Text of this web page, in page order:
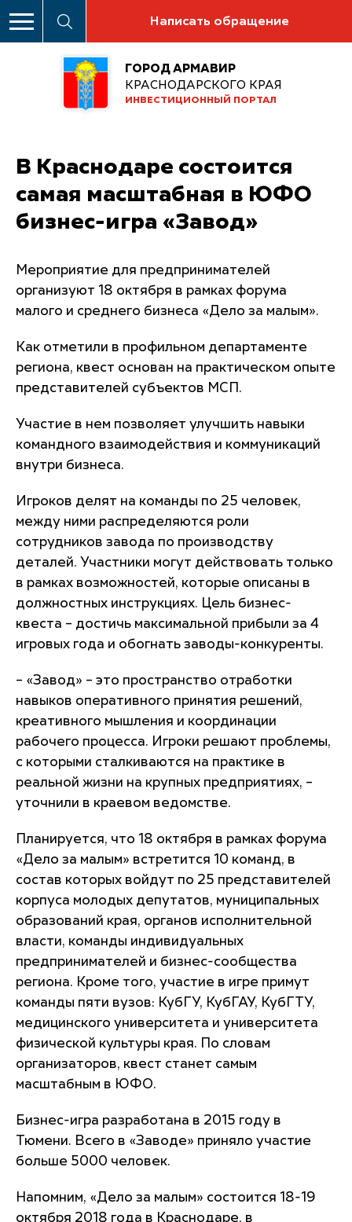
Написать обращение
ГОРОД АРМАВИР
КРАСНОДАРСКОГО КРАЯ
ИНВЕСТИЦИОННЫЙ ПОРТАЛ
В Краснодаре состоится
самая масштабная в ЮФО
бизнес-игра «Завод»
Мероприятие для предпринимателей
организуют 18 октября в рамках форума
малого и среднего бизнеса «Дело за малым».
Как отметили в профильном департаменте
региона, квест основан на практическом опыте
представителей субъектов МСП.
Участие в нем позволяет улучшить навыки
командного взаимодействия и коммуникаций
внутри бизнеса.
Игроков делят на команды по 25 человек,
между ними распределяются роли
сотрудников завода по производству
деталей. Участники могут действовать только
в рамках возможностей, которые описаны в
должностных инструкциях. Цель бизнес-
квеста – достичь максимальной прибыли за 4
игровых года и обогнать заводы-конкуренты.
– «Завод» – это пространство отработки
навыков оперативного принятия решений,
креативного мышления и координации
рабочего процесса. Игроки решают проблемы,
с которыми сталкиваются на практике в
реальной жизни на крупных предприятиях, –
уточнили в краевом ведомстве.
Планируется, что 18 октября в рамках форума
«Дело за малым» встретится 10 команд, в
состав которых войдут по 25 представителей
корпуса молодых депутатов, муниципальных
образований края, органов исполнительной
власти, команды индивидуальных
предпринимателей и бизнес-сообщества
региона. Кроме того, участие в игре примут
команды пяти вузов: КубГУ, КубГАУ, КубГТУ,
медицинского университета и университета
физической культуры края. По словам
организаторов, квест станет самым
масштабным в ЮФО.
Бизнес-игра разработана в 2015 году в
Тюмени. Всего в «Заводе» приняло участие
больше 5000 человек.
Напомним, «Дело за малым» состоится 18-19
октября 2018 года в Краснодаре, в